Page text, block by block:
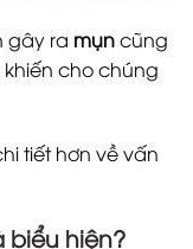
gây ra mụncũng
cho chúng
tiết hơn về vấn
hiện?